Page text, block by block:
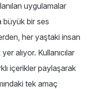
uygulamalar
büyük bir ses
her yaştaki insan
alıyor. Kullanıcılar
içerikler paylaşarak
tek amaç